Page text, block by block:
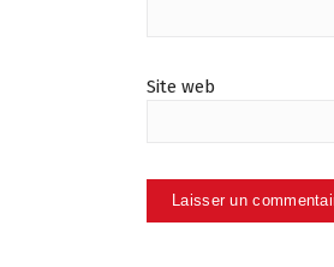
Site web